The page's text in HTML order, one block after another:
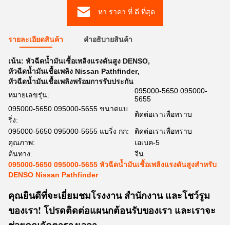
หา ราคา ที่ ดี ที่สุด
รายละเอียดสินค้า คําอธิบายสินค้า
เน้น: หัวฉีดน้ำมันเชื้อเพลิงแรงดันสูง DENSO,
หัวฉีดน้ำมันเชื้อเพลิง Nissan Pathfinder,
หัวฉีดน้ำมันเชื้อเพลิงพร้อมการรับประกัน
หมายเลขรุ่น:
095000-5650 095000-
5655
095000-5650 095000-5655 ขนาดแบ
ริ่ง:
ติดต่อเราเพื่อทราบ
095000-5650 095000-5655 แบริ่ง กก:
ติดต่อเราเพื่อทราบ
คุณภาพ:
เอเบค-5
ต้นทาง:
จีน
095000-5650 095000-5655 หัวฉีดน้ำมันเชื้อเพลิงแรงดันสูงสำหรับ
DENSO Nissan Pathfinder
คุณยินดีที่จะเยี่ยมชมโรงงาน สำนักงาน และโชว์รูม
ของเรา! โปรดติดต่อแผนกต้อนรับของเรา และเราจะ